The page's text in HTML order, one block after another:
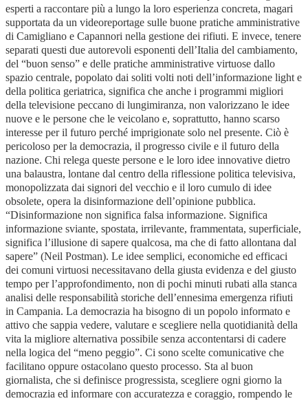
esperti a raccontare più a lungo la loro esperienza concreta, magari
supportata da un videoreportage sulle buone pratiche amministrative
di Camigliano e Capannori nella gestione dei rifiuti. E invece, tenere
separati questi due autorevoli esponenti dell’Italia del cambiamento,
del “buon senso” e delle pratiche amministrative virtuose dallo
spazio centrale, popolato dai soliti volti noti dell’informazione light e
della politica geriatrica, significa che anche i programmi migliori
della televisione peccano di lungimiranza, non valorizzano le idee
nuove e le persone che le veicolano e, soprattutto, hanno scarso
interesse per il futuro perché imprigionate solo nel presente. Ciò è
pericoloso per la democrazia, il progresso civile e il futuro della
nazione. Chi relega queste persone e le loro idee innovative dietro
una balaustra, lontane dal centro della riflessione politica televisiva,
monopolizzata dai signori del vecchio e il loro cumulo di idee
obsolete, opera la disinformazione dell’opinione pubblica.
“Disinformazione non significa falsa informazione. Significa
informazione sviante, spostata, irrilevante, frammentata, superficiale,
significa l’illusione di sapere qualcosa, ma che di fatto allontana dal
sapere” (Neil Postman). Le idee semplici, economiche ed efficaci
dei comuni virtuosi necessitavano della giusta evidenza e del giusto
tempo per l’approfondimento, non di pochi minuti rubati alla stanca
analisi delle responsabilità storiche dell’ennesima emergenza rifiuti
in Campania. La democrazia ha bisogno di un popolo informato e
attivo che sappia vedere, valutare e scegliere nella quotidianità della
vita la migliore alternativa possibile senza accontentarsi di cadere
nella logica del “meno peggio”. Ci sono scelte comunicative che
facilitano oppure ostacolano questo processo. Sta al buon
giornalista, che si definisce progressista, scegliere ogni giorno la
democrazia ed informare con accuratezza e coraggio, rompendo le